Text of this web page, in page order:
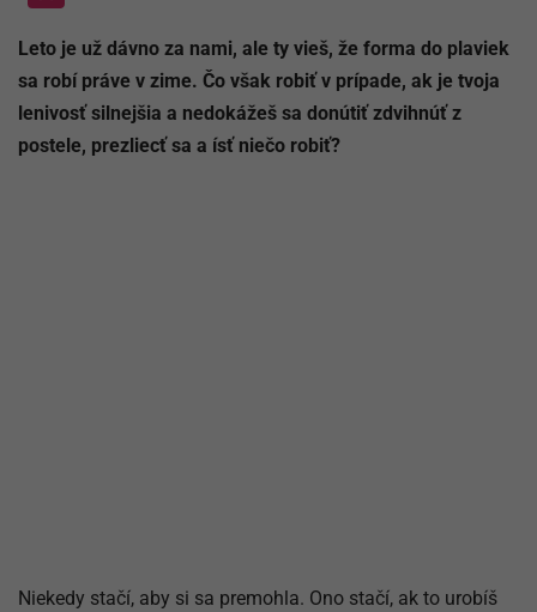
Leto je už dávno za nami, ale ty vieš, že forma do plaviek
sa robí práve v zime. Čo však robiť v prípade, ak je tvoja
lenivosť silnejšia a nedokážeš sa donútiť zdvihnúť z
postele, prezliecť sa a ísť niečo robiť?
Niekedy stačí, aby si sa premohla. Ono stačí, ak to urobíš